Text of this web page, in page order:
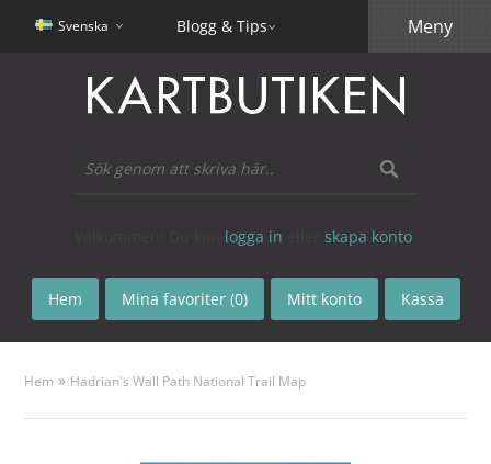
Svenska Blogg & Tips
logga in skapa konto
Hem Mina favoriter (0) Mitt konto Kassa
Meny
Hem » Hadrian's Wall Path National Trail Map